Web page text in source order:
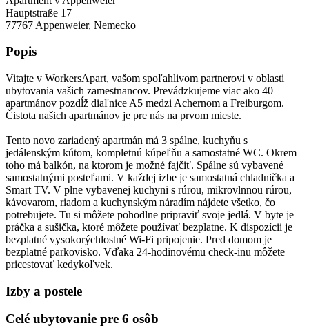
Hauptstraße 17
77767 Appenweier, Nemecko
Popis
Vitajte v WorkersApart, vašom spoľahlivom partnerovi v oblasti
ubytovania vašich zamestnancov. Prevádzkujeme viac ako 40
apartmánov pozdĺž diaľnice A5 medzi Achernom a Freiburgom.
Čistota našich apartmánov je pre nás na prvom mieste.
Tento novo zariadený apartmán má 3 spálne, kuchyňu s
jedálenským kútom, kompletnú kúpeľňu a samostatné WC. Okrem
toho má balkón, na ktorom je možné fajčiť. Spálne sú vybavené
samostatnými posteľami. V každej izbe je samostatná chladnička a
Smart TV. V plne vybavenej kuchyni s rúrou, mikrovlnnou rúrou,
kávovarom, riadom a kuchynským náradím nájdete všetko, čo
potrebujete. Tu si môžete pohodlne pripraviť svoje jedlá. V byte je
práčka a sušička, ktoré môžete používať bezplatne. K dispozícii je
bezplatné vysokorýchlostné Wi-Fi pripojenie. Pred domom je
bezplatné parkovisko. Vďaka 24-hodinovému check-inu môžete
pricestovať kedykoľvek.
Izby a postele
Celé ubytovanie pre 6 osôb